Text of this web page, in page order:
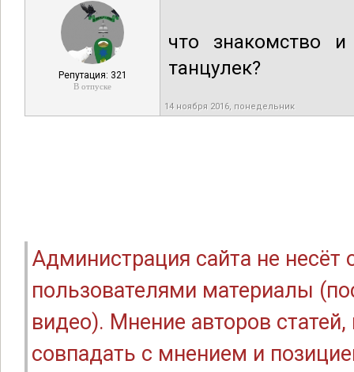
Репутация: 321
В отпуске
что знакомство
танцулек?
14 ноября 2016, понедельник
Администрация сайта не
пользователями материалы
видео). Мнение авторов
совпадать с мнением и